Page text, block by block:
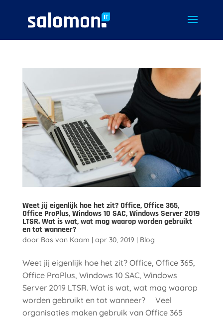
Weet jij eigenlijk hoe het zit? Office, Office 365,
Office ProPlus, Windows 10 SAC, Windows Server 2019
LTSR. Wat is wat, wat mag waarop worden gebruikt
en tot wanneer?
door Bas van Kaam | apr 30, 2019 | Blog
Weet jij eigenlijk hoe het zit? Office, Office 365,
Office ProPlus, Windows 10 SAC, Windows
Server 2019 LTSR. Wat is wat, wat mag waarop
worden gebruikt en tot wanneer? Veel
organisaties maken gebruik van Office 365